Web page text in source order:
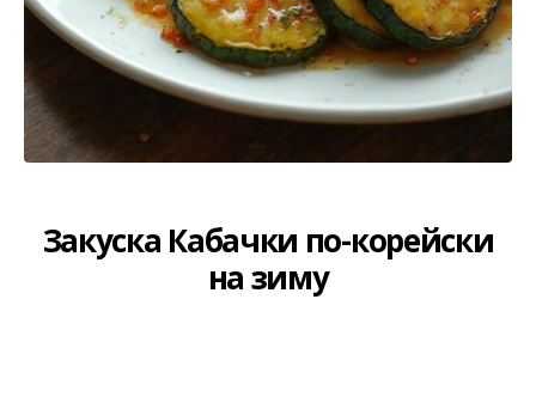
Закуска Кабачки по-корейски
на зиму